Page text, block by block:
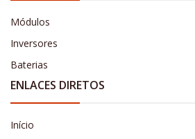
Módulos
Inversores
Baterias
ENLACES DIRETOS
Início